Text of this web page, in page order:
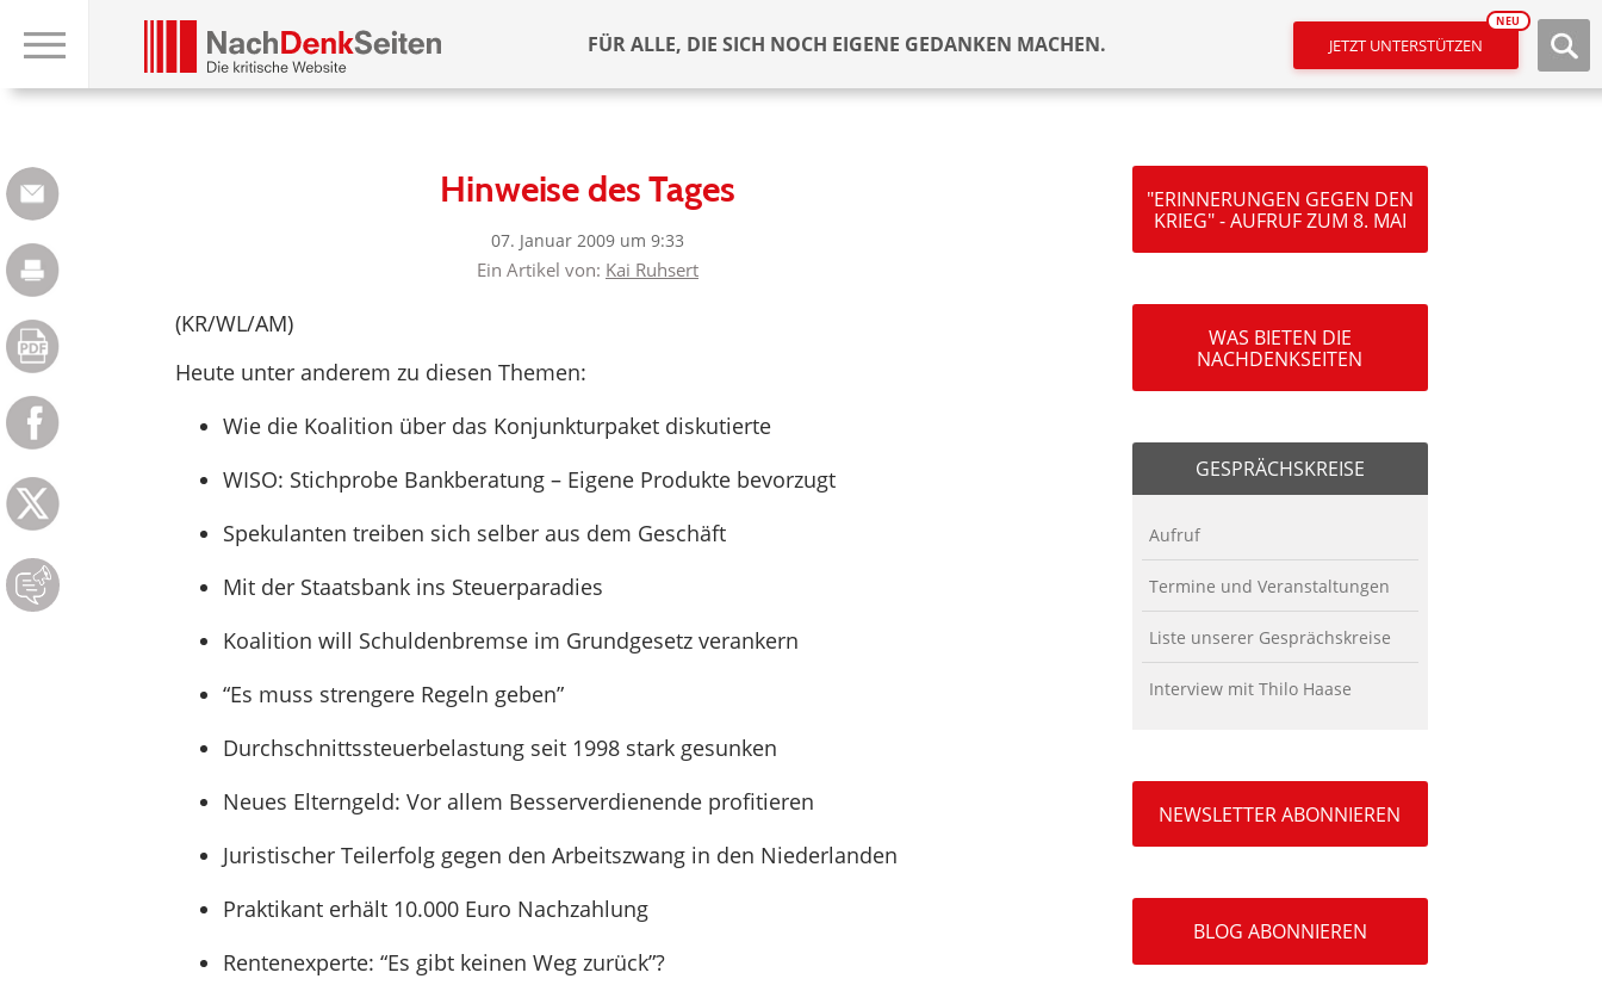
FÜR ALLE, DIE SICH NOCH EIGENE GEDANKEN MACHEN. JETZT UNTERSTÜTZEN
NEU
Hinweise des Tages
07. Januar 2009 um 9:33
Ein Artikel von: Kai Ruhsert
(KR/WL/AM)
Heute unter anderem zu diesen Themen:
Wie die Koalition über das Konjunkturpaket diskutierte
WISO: Stichprobe Bankberatung – Eigene Produkte bevorzugt
Spekulanten treiben sich selber aus dem Geschäft
Mit der Staatsbank ins Steuerparadies
Koalition will Schuldenbremse im Grundgesetz verankern
“Es muss strengere Regeln geben”
Durchschnittssteuerbelastung seit 1998 stark gesunken
Neues Elterngeld: Vor allem Besserverdienende profitieren
Juristischer Teilerfolg gegen den Arbeitszwang in den Niederlanden
Praktikant erhält 10.000 Euro Nachzahlung
Rentenexperte: “Es gibt keinen Weg zurück”?
"ERINNERUNGEN GEGEN DEN
KRIEG" - AUFRUF ZUM 8. MAI
WAS BIETEN DIE
NACHDENKSEITEN
GESPRÄCHSKREISE
Aufruf
Termine und Veranstaltungen
Liste unserer Gesprächskreise
Interview mit Thilo Haase
NEWSLETTER ABONNIEREN
BLOG ABONNIEREN